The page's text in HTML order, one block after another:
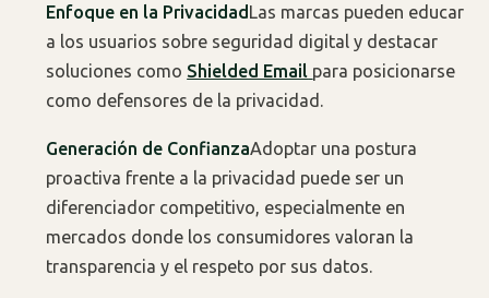
Enfoque en la PrivacidadLas marcas pueden educar
a los usuarios sobre seguridad digital y destacar
soluciones como Shielded Email para posicionarse
como defensores de la privacidad.
Generación de ConfianzaAdoptar una postura
proactiva frente a la privacidad puede ser un
diferenciador competitivo, especialmente en
mercados donde los consumidores valoran la
transparencia y el respeto por sus datos.